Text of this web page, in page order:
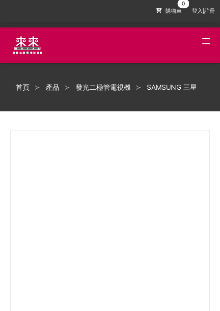
購物車 登入|註冊
首頁 產品 發光二極管電視機 SAMSUNG 三星